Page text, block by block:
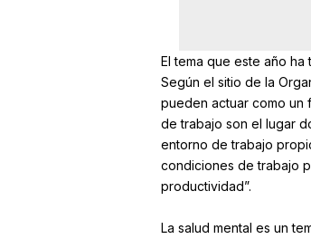
El tema que este año ha
Según el sitio de la
pueden actuar como un
de trabajo son el lugar
entorno de trabajo
condiciones de trabajo
productividad”.
La salud mental es un